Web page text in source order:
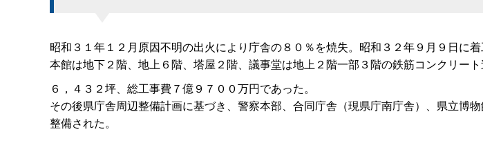
昭和３１年１２月原因不明の出火により庁舎の８０％を焼失。昭和３２年９月９日に
本館は地下２階、地上６階、塔屋２階、議事堂は地上２階一部３階の鉄筋コンクリー
６，４３２坪、総工事費７億９７００万円であった。
その後県庁舎周辺整備計画に基づき、警察本部、合同庁舎（現県庁南庁舎）、県立博
整備された。